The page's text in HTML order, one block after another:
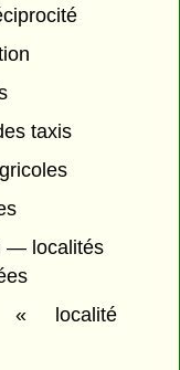
taxis
— localités
« localité